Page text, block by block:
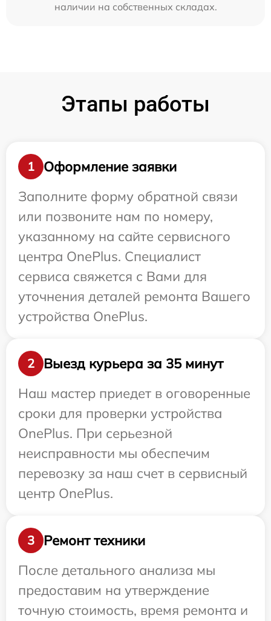
наличии на собственных складах.
Этапы работы
1
Оформление заявки
Заполните форму обратной связи
или позвоните нам по номеру,
указанному на сайте сервисного
центра OnePlus. Специалист
сервиса свяжется с Вами для
уточнения деталей ремонта Вашего
устройства OnePlus.
2
Выезд курьера за 35 минут
Наш мастер приедет в оговоренные
сроки для проверки устройства
OnePlus. При серьезной
неисправности мы обеспечим
перевозку за наш счет в сервисный
центр OnePlus.
3
Ремонт техники
После детального анализа мы
предоставим на утверждение
точную стоимость, время ремонта и